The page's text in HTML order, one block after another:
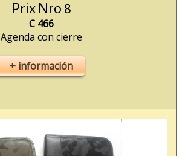
Prix Nro 8
C 466
Agenda con cierre
+ información